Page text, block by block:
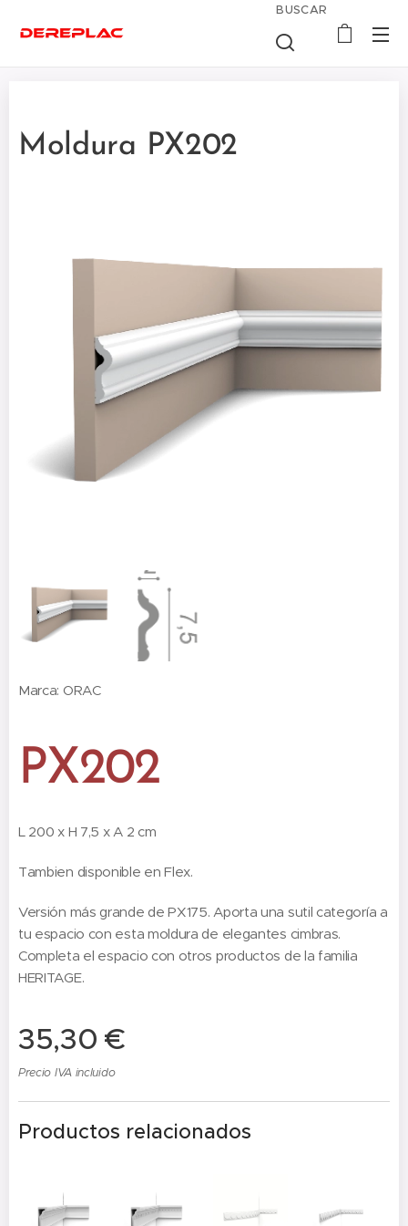
BUSCAR
Moldura PX202
Marca: ORAC
PX202
L 200 x H 7,5 x A 2 cm
Tambien disponible en Flex.
Versión más grande de PX175. Aporta una sutil categoría a
tu espacio con esta moldura de elegantes cimbras.
Completa el espacio con otros productos de la familia
HERITAGE.
35,30 €
Precio IVA incluido
Productos relacionados